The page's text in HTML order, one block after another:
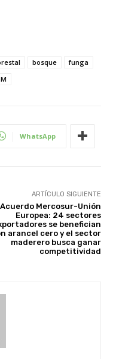
bosque
funga
WhatsApp
ARTÍCULO SIGUIENTE
Acuerdo Mercosur-Unión
Europea: 24 sectores
se benefician
arancel cero y el sector
maderero busca ganar
competitividad